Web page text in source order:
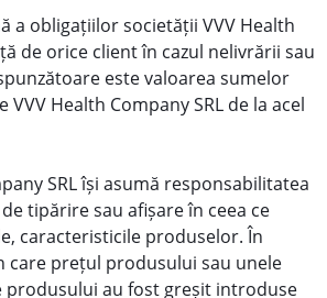
a obligațiilor societății VVV Health
de orice client în cazul nelivrării sau
este valoarea sumelor
VVV Health Company SRL de la acel
SRL își asumă responsabilitatea
tipărire sau afișare în ceea ce
caracteristicile produselor. În
care prețul produsului sau unele
produsului au fost greșit introduse